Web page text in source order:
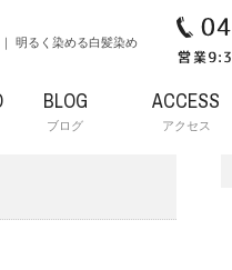
明るく染める白髪染め
BLOG
ブログ
ACCESS
アクセス